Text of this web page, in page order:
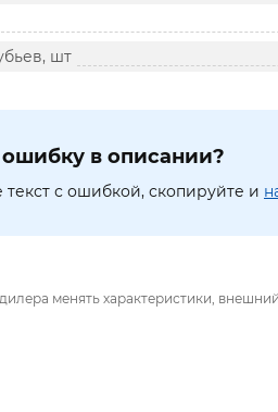
шт
в описании?
текст с ошибкой, скопируйте и
менять характеристики,